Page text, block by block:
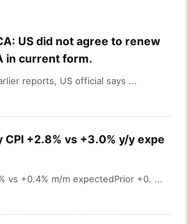
US did not agree to renew
in current form.
reports, US official says ...
CPI +2.8% vs +3.0% y/y expe
vs +0.4% m/m expectedPrior +0. ...